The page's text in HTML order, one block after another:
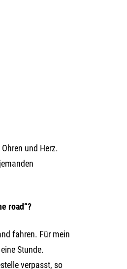
und Herz.
road“?
fahren. Für mein
Stunde.
verpasst, so